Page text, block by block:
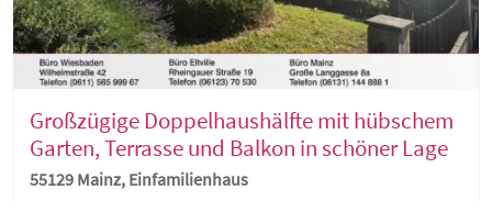
Großzügige Doppelhaushälfte mit hübschem
Garten, Terrasse und Balkon in schöner Lage
55129 Mainz, Einfamilienhaus